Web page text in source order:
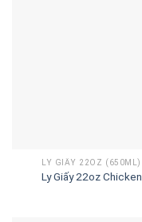
LY GIẤY 22OZ (650ML)
Ly Giấy 22oz Chicken